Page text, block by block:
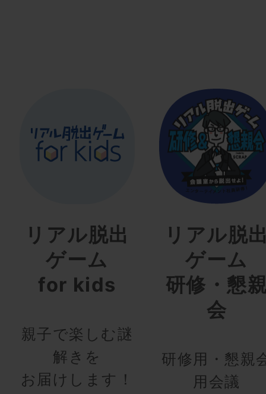
リアル脱出
ゲーム
for kids
親子で楽しむ謎
解きを
お届けします！
リアル脱
ゲーム
研修・懇
会
研修用・懇親
用会議